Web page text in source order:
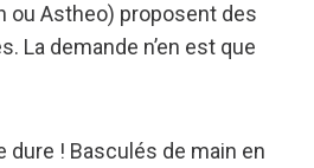
ou Astheo) proposent des
La demande n’en est que
dure ! Basculés de main en